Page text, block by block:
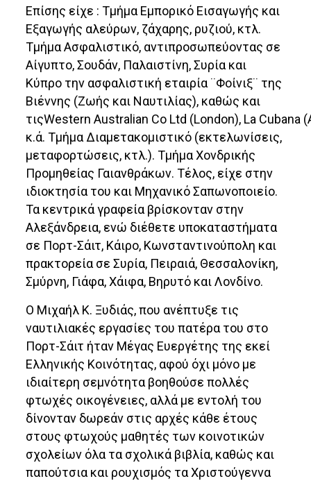
Επίσης είχε : Τμήμα Εμπορικό Εισαγωγής και
Εξαγωγής αλεύρων, ζάχαρης, ρυζιού, κτλ.
Τμήμα Ασφαλιστικό, αντιπροσωπεύοντας σε
Αίγυπτο, Σουδάν, Παλαιστίνη, Συρία και
Κύπρο την ασφαλιστική εταιρία ¨Φοίνιξ¨ της
Βιέννης (Ζωής και Ναυτιλίας), καθώς και
τιςWestern Australian Co Ltd (London), La
κ.ά. Τμήμα Διαμετακομιστικό (εκτελωνίσεις,
μεταφορτώσεις, κτλ.). Τμήμα Χονδρικής
Προμηθείας Γαιανθράκων. Τέλος, είχε στην
ιδιοκτησία του και Μηχανικό Σαπωνοποιείο.
Τα κεντρικά γραφεία βρίσκονταν στην
Αλεξάνδρεια, ενώ διέθετε υποκαταστήματα
σε Πορτ-Σάιτ, Κάιρο, Κωνσταντινούπολη και
πρακτορεία σε Συρία, Πειραιά, Θεσσαλονίκη,
Σμύρνη, Γιάφα, Χάιφα, Βηρυτό και Λονδίνο.
Ο Μιχαήλ Κ. Ξυδιάς, που ανέπτυξε τις
ναυτιλιακές εργασίες του πατέρα του στο
Πορτ-Σάιτ ήταν Μέγας Ευεργέτης της εκεί
Ελληνικής Κοινότητας, αφού όχι μόνο με
ιδιαίτερη σεμνότητα βοηθούσε πολλές
φτωχές οικογένειες, αλλά με εντολή του
δίνονταν δωρεάν στις αρχές κάθε έτους
στους φτωχούς μαθητές των κοινοτικών
σχολείων όλα τα σχολικά βιβλία, καθώς και
παπούτσια και ρουχισμός τα Χριστούγεννα